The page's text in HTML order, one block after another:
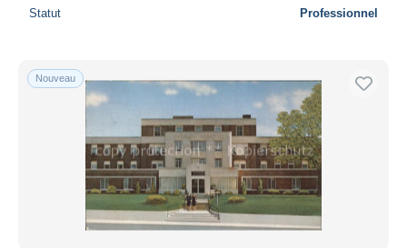
Statut Professionnel
Nouveau